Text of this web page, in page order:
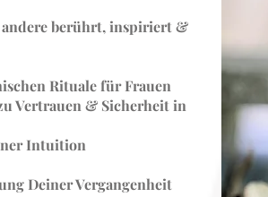
andere berührt, inspiriert &
Rituale für Frauen
Vertrauen & Sicherheit in
Intuition
Deiner Vergangenheit